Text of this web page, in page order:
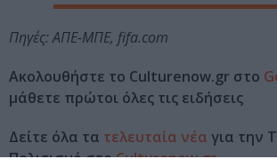
Πηγές: ΑΠΕ-ΜΠΕ, fifa.com
Ακολουθήστε το Culturenow.gr στο
μάθετε πρώτοι όλες τις ειδήσεις
Δείτε όλα τα τελευταία νέα για την
Πολιτισμό στοCulturenow.gr